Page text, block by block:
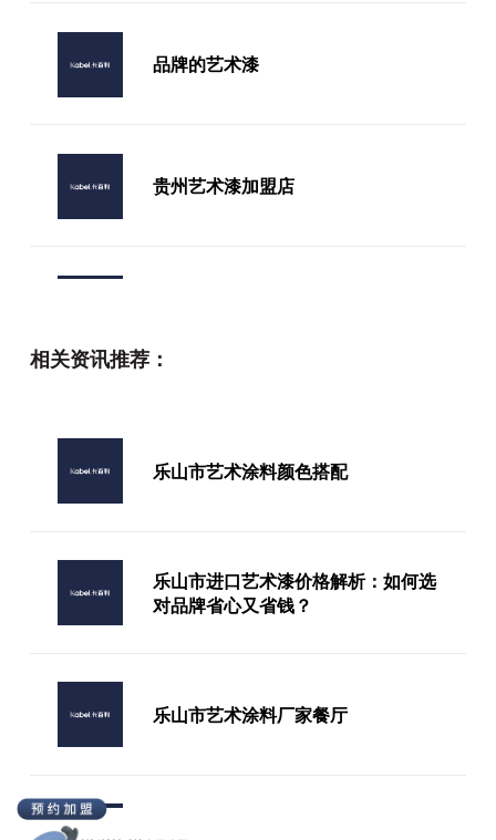
品牌的艺术漆
贵州艺术漆加盟店
相关资讯推荐：
乐山市艺术涂料颜色搭配
乐山市进口艺术漆价格解析：如何选
对品牌省心又省钱？
乐山市艺术涂料厂家餐厅